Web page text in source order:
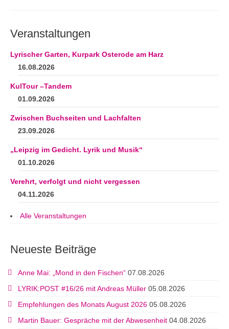
Veranstaltungen
Lyrischer Garten, Kurpark Osterode am Harz
16.08.2026
KulTour –Tandem
01.09.2026
Zwischen Buchseiten und Lachfalten
23.09.2026
„Leipzig im Gedicht. Lyrik und Musik“
01.10.2026
Verehrt, verfolgt und nicht vergessen
04.11.2026
Alle Veranstaltungen
Neueste Beiträge
Anne Mai: „Mond in den Fischen“ 07.08.2026
LYRIK:POST #16/26 mit Andreas Müller 05.08.2026
Empfehlungen des Monats August 2026 05.08.2026
Martin Bauer: Gespräche mit der Abwesenheit 04.08.2026